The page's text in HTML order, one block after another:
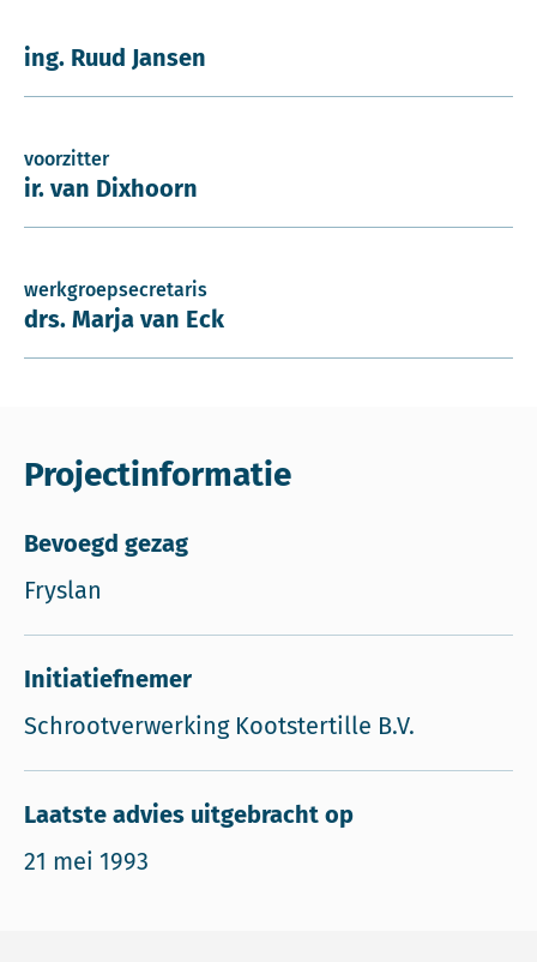
ing. Ruud Jansen
voorzitter
ir. van Dixhoorn
werkgroepsecretaris
drs. Marja van Eck
Projectinformatie
Bevoegd gezag
Fryslan
Initiatiefnemer
Schrootverwerking Kootstertille B.V.
Laatste advies uitgebracht op
21 mei 1993